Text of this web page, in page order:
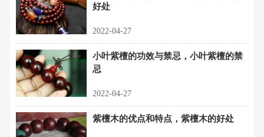
好处
2022-04-27
小叶紫檀的功效与禁忌，小叶紫檀的禁
忌
2022-04-27
紫檀木的优点和特点，紫檀木的好处